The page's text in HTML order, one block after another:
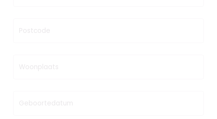
Postcode
Woonplaats
Geboortedatum